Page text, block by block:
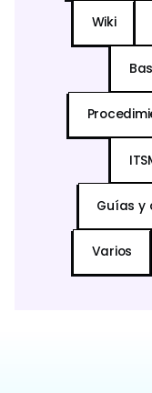
Wiki
Guías y
Varios